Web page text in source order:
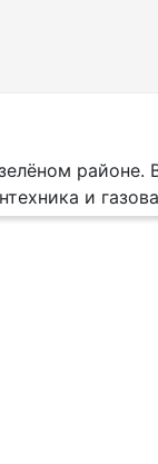
районе.
и